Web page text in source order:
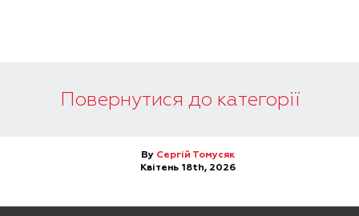
Повернутися до категорії
By Сергій Томусяк
Квітень 18th, 2026